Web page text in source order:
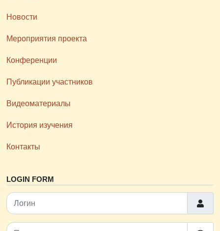
Новости
Мероприятия проекта
Конференции
Публикации участников
Видеоматериалы
История изучения
Контакты
LOGIN FORM
Логин
Пароль